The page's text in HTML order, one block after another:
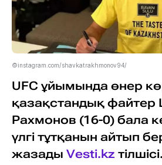
©instagram.com/shavkatrakhmonov94/
UFC ұйымында өнер
қазақстандық файтер
Рахмонов (16-0) бала
үлгі тұтқанын айтып
жазады Vesti.kz тілшісі.